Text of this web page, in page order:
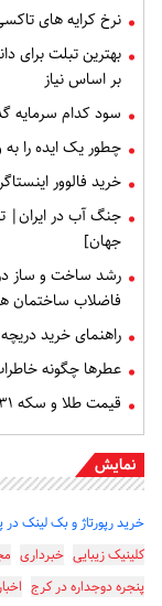
نرخ کرایه های تاکسی بین شهری
بهترین تبلت برای
بر اساس نیاز
سود کدام سرمایه
چطور یک ایده را به
خرید فالوور
جنگ آب در ایران|
جهان]
رشد ساخت و ساز
فاضلاب ساختمان
راهنمای خرید دریچه منهول : ۱۰ نکته
عطرها چگونه
قیمت طلا و سکه ۳۱ تیر ۱۴۰۵؛ صعود بازار طلا با اهرم اونس جهانی
نمایش
خرید رپورتاژ و بک لینک در
کلینیک زیبایی خبرداری
پنجره دوجداره در کرج